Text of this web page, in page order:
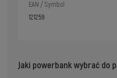
EAN / Symbol
121259
Jaki powerbank wybrać do